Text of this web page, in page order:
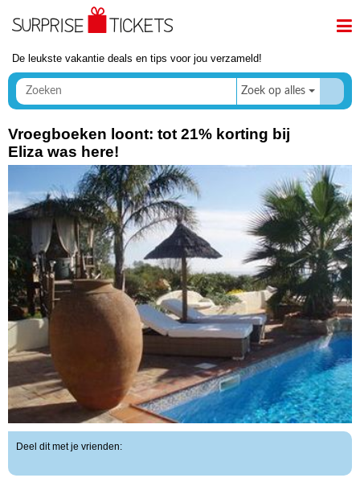
De leukste vakantie deals en tips voor jou verzameld!
Zoek op alles
Vroegboeken loont: tot 21% korting bij
Eliza was here!
Deel dit met je vrienden: